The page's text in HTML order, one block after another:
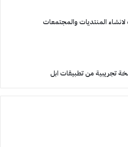
المنتديات والمجتمعات